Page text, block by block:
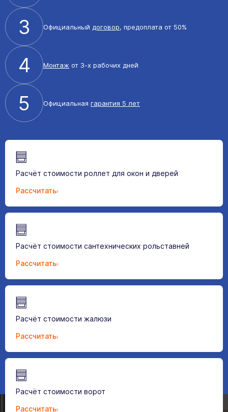
3 Официальный договор, предоплата от 50%
4 Монтаж от 3-х рабочих дней
5 Официальная гарантия 5 лет
Расчёт стоимости роллет для окон и дверей
Рассчитать
Расчёт стоимости сантехнических рольставней
Рассчитать
Расчёт стоимости жалюзи
Рассчитать
Расчёт стоимости ворот
Рассчитать